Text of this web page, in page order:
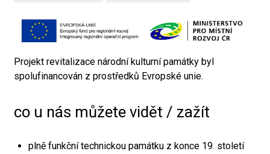
Projekt revitalizace národní kulturní památky byl
spolufinancován z prostředků Evropské unie.
co u nás můžete vidět / zažít
plně funkční technickou památku z konce 19. století